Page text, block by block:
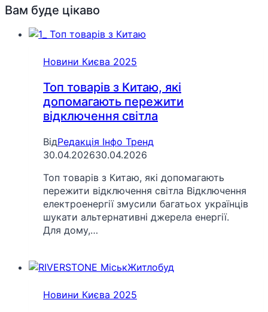
Вам буде цікаво
Новини Києва 2025
Топ товарів з Китаю, які
допомагають пережити
відключення світла
ВідРедакція Інфо Тренд
30.04.202630.04.2026
Топ товарів з Китаю, які допомагають
пережити відключення світла Відключення
електроенергії змусили багатьох українців
шукати альтернативні джерела енергії.
Для дому,…
Новини Києва 2025